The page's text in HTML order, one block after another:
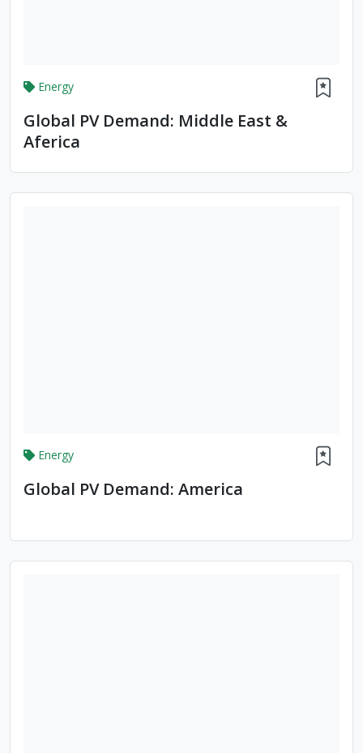
Energy
Global PV Demand: Middle East &
Aferica
Energy
Global PV Demand: America